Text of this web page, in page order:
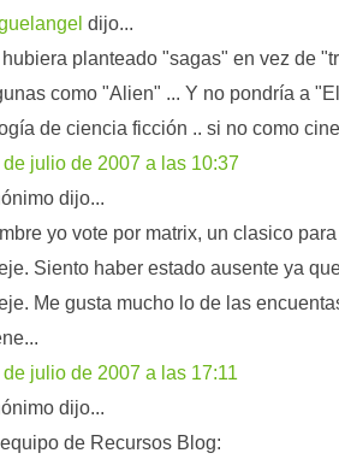
dijo...
planteado "sagas" en vez de
como "Alien" ... Y no pondría a
de ciencia ficción .. si no como
de julio de 2007 a las 10:37
dijo...
yo vote por matrix, un clasico
Siento haber estado ausente ya
Me gusta mucho lo de las
de julio de 2007 a las 17:11
dijo...
de Recursos Blog: